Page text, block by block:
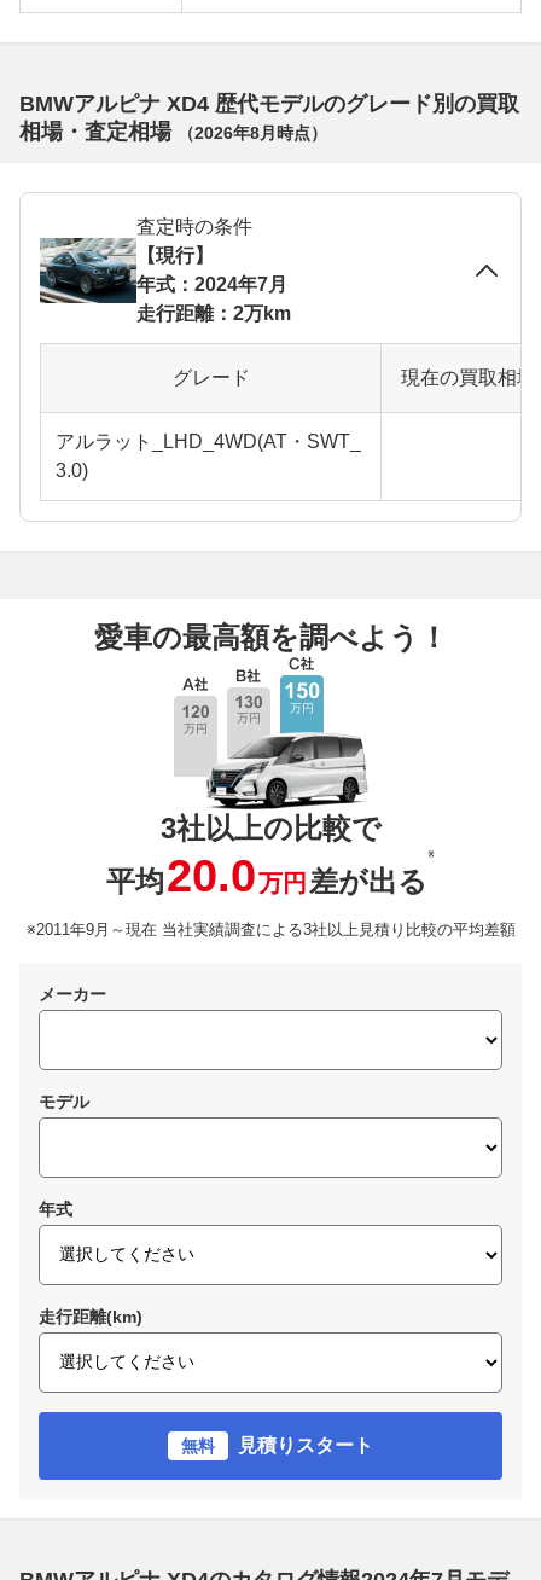
BMWアルピナ XD4 歴代モデルのグレード別の買取
相場・査定相場
（2026年8月 時点）
査定時の条件
【現行】
年式：2024年7月
走行距離：2万km
グレード 現在の買取相
アルラット_LHD_4WD(AT・SWT_
3.0)
愛車の最高額を調べよう！
3社以上の比較で
平均20.0万円 差が出る
※
※2011年9月～現在 当社実績調査による3社以上見積り比較の平均差額
メーカー
モデル
年式
走行距離(km)
無料 見積りスタート